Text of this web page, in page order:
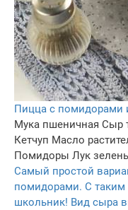
Пицца с помидорами
Мука пшеничная Сыр
Кетчуп Масло
Помидоры Лук
Самый простой
помидорами. С
школьник! Вид сыра